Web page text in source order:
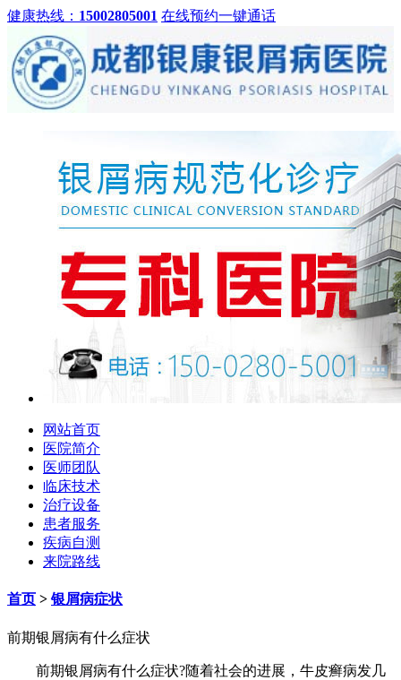
健康热线： 15002805001 在线预约一键通话
网站首页
医院简介
医师团队
临床技术
治疗设备
患者服务
疾病自测
来院路线
首页 >银屑病症状
前期银屑病有什么症状
前期银屑病有什么症状?随着社会的进展，牛皮癣病发几